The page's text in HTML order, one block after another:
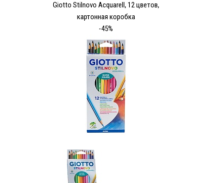
Giotto Stilnovo Acquarell, 12 цветов,
картонная коробка
-45%